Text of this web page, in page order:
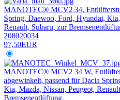
MANOTEC® MCV2 34,
Spring, Daewoo, Ford, Hyundai,
Renault, Subaru, zur
208020034
97,50EUR
MANOTEC® MCV2 34 W,
abgewinkelt, passend für Dacia
Kia, Mazda, Nissan, Peugeot,
Bremsenentlüftung.